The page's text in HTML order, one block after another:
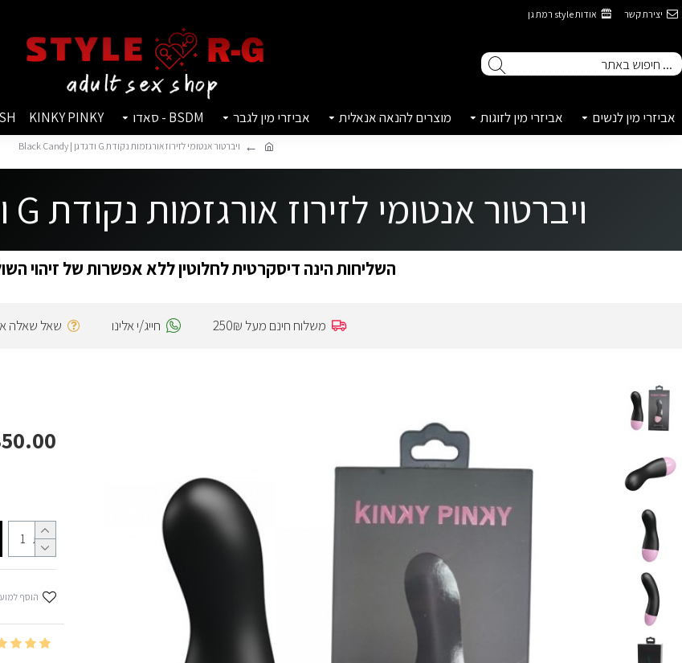
יצירת קשר אודות style רמת גן
אביזרי מין לנשים אביזרי מין לזוגות מוצרים להנאה אנאלית אביזרי מין לגבר BSDM - סאדו KINKY PINKY
ויברטור אנטומי לזירוז אורגזמות נקודת G ודגדגן | Black Candy
ויברטור אנטומי לזירוז אורגזמות נקודת G ודגדגן | Black Candy
השליחות הינה דיסקרטית לחלוטין ללא אפשרות של זיהוי
משלוח חינם מעל 250₪ חייג/י אלינו שאל שאלה
כמות
הוסף